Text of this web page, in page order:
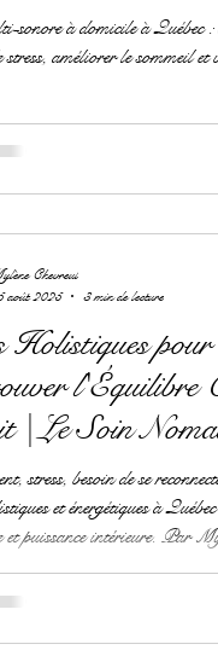
sonore à domicile à Québec
stress, améliorer le sommeil et
Holistiques
l'Équilibre
| Le Soin
stress, besoin de se
et énergétiques à
et puissance intérieure. Par
Chevreul
août 2025
3 min de lecture